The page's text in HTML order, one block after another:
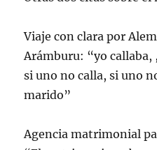
Viaje con clara por
Arámburu: “yo callaba,
si uno no calla, si uno
marido”
Agencia matrimonial